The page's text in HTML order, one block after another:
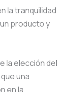
la tranquilidad
producto y
la elección del
una
en la